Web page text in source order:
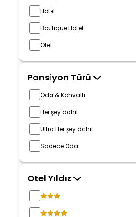
Hotel
Boutique Hotel
Otel
Pansiyon Türü
Oda & Kahvaltı
Her şey dahil
Ultra Her şey dahil
Sadece Oda
Otel Yıldız